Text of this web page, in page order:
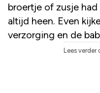
broertje of zusje
altijd heen. Even
verzorging en de
Lees verder